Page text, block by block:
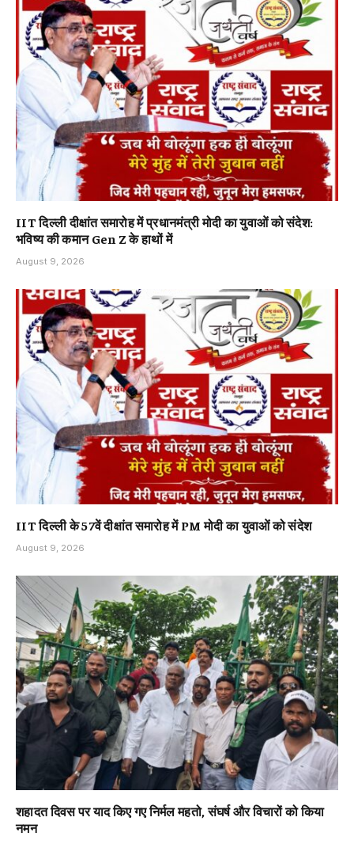
IIT दिल्ली दीक्षांत समारोह में प्रधानमंत्री मोदी का युवाओं को संदेश:
भविष्य की कमान Gen Z के हाथों में
August 9, 2026
IIT दिल्ली के 57वें दीक्षांत समारोह में PM मोदी का युवाओं को संदेश
August 9, 2026
शहादत दिवस पर याद किए गए निर्मल महतो, संघर्ष और विचारों को किया
नमन